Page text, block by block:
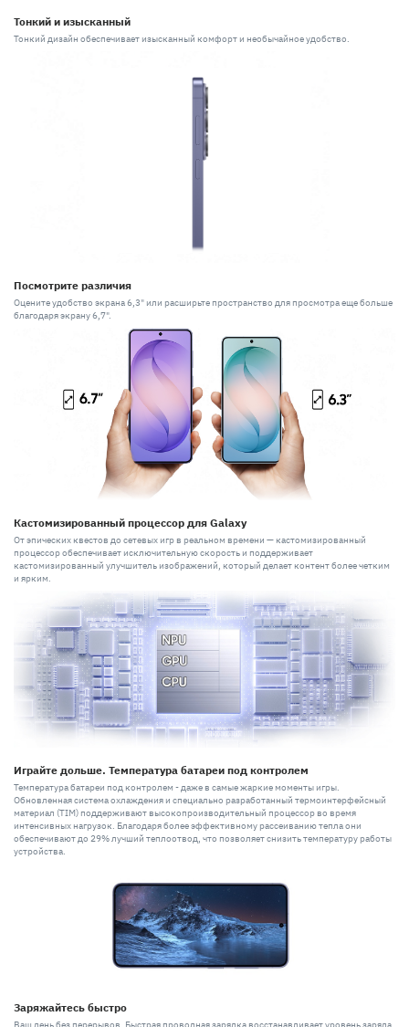
Тонкий и изысканный
Тонкий дизайн обеспечивает изысканный комфорт и необычайное удобство.
Посмотрите различия
Оцените удобство экрана 6,3" или расширьте пространство для просмотра еще больше
благодаря экрану 6,7".
Кастомизированный процессор для Galaxy
От эпических квестов до сетевых игр в реальном времени — кастомизированный
процессор обеспечивает исключительную скорость и поддерживает
кастомизированный улучшитель изображений, который делает контент более четким
и ярким.
Играйте дольше. Температура батареи под контролем
Температура батареи под контролем - даже в самые жаркие моменты игры.
Обновленная система охлаждения и специально разработанный термоинтерфейсный
материал (TIM) поддерживают высокопроизводительный процессор во время
интенсивных нагрузок. Благодаря более эффективному рассеиванию тепла они
обеспечивают до 29% лучший теплоотвод, что позволяет снизить температуру работы
устройства.
Заряжайтесь быстро
Ваш день без перерывов. Быстрая проводная зарядка восстанавливает уровень заряда